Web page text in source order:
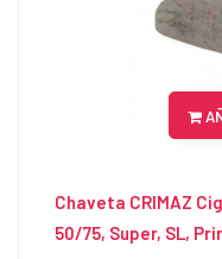
Chaveta CRIMAZ
50/75, Super, SL,